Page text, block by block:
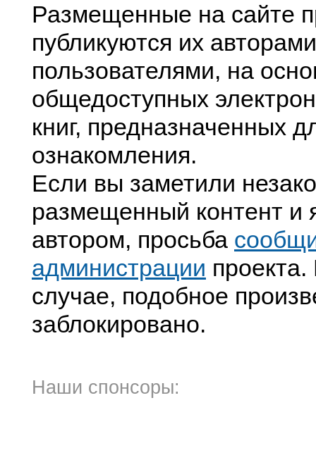
Размещенные на сайте
публикуются их
пользователями, на
общедоступных
книг, предназначенных
ознакомления.
Если вы заметили
размещенный контент и
автором, просьба
администрации
случае, подобное
заблокировано.
Наши спонсоры: